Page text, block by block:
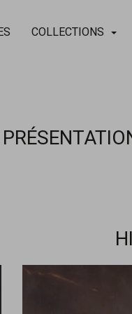
COLLECTIONS